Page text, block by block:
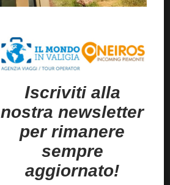
Iscriviti alla
nostra newsletter
per rimanere
sempre
aggiornato!